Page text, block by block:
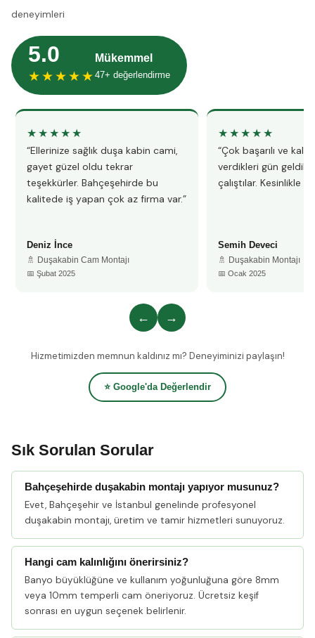
deneyimleri
5.0
★★★★★
Mükemmel
47+ değerlendirme
★★★★★
“Ellerinize sağlık duşa kabin cami,
gayet güzel oldu tekrar
teşekkürler. Bahçeşehirde bu
kalitede iş yapan çok az firma var.”
Deniz İnce
🚿 Duşakabin Cam Montajı
📅 Şubat 2025
★★★★★
“Çok başarılı ve
verdikleri gün
çalıştılar. Kesinlikle
Semih Deveci
🚿 Duşakabin Montajı
📅 Ocak 2025
← →
Hizmetimizden memnun kaldınız mı? Deneyiminizi paylaşın!
⭐ Google'da Değerlendir
Sık Sorulan Sorular
Bahçeşehirde duşakabin montajı yapıyor musunuz?
Evet, Bahçeşehir ve İstanbul genelinde profesyonel
duşakabin montajı, üretim ve tamir hizmetleri sunuyoruz.
Hangi cam kalınlığını önerirsiniz?
Banyo büyüklüğüne ve kullanım yoğunluğuna göre 8mm
veya 10mm temperli cam öneriyoruz. Ücretsiz keşif
sonrası en uygun seçenek belirlenir.